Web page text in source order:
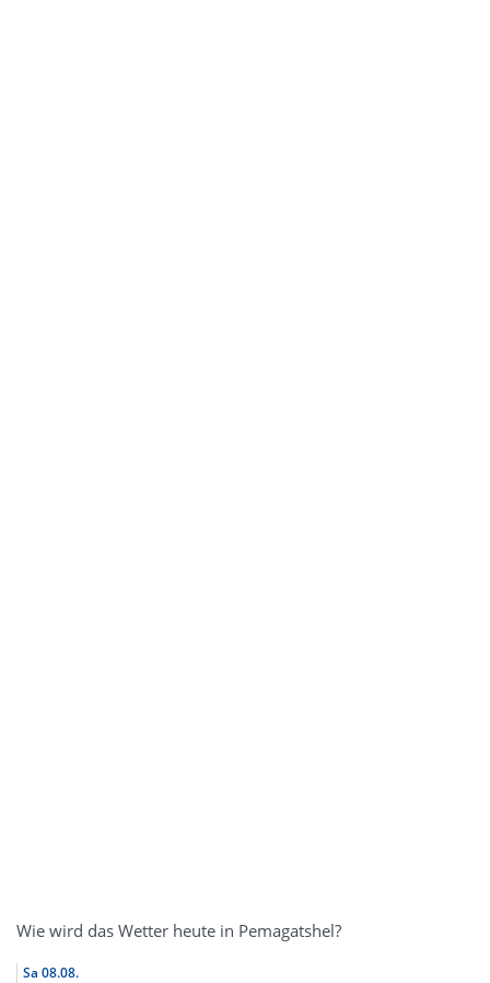
Wie wird das Wetter heute in Pemagatshel?
Sa 08.08.